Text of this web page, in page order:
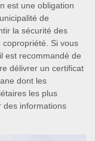
est une obligation
de
la sécurité des
Si vous
est recommandé de
délivrer un certificat
dont les
les plus
des informations